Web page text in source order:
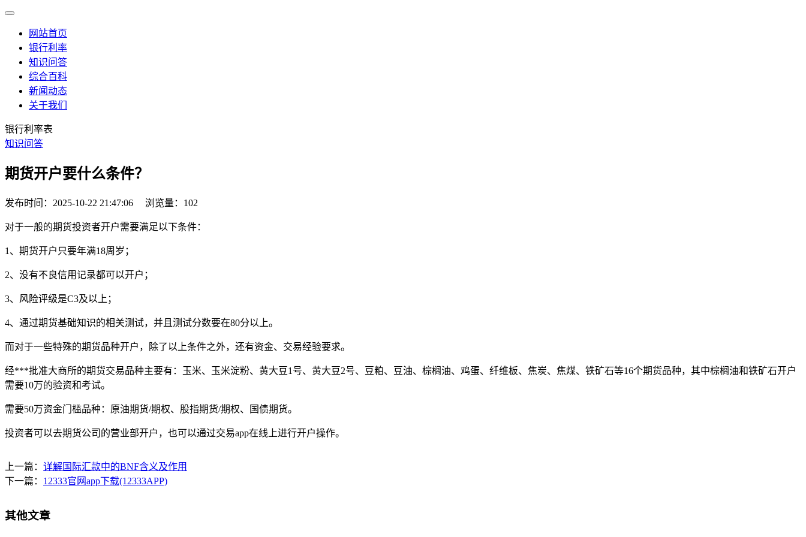
网站首页
银行利率
知识问答
综合百科
新闻动态
关于我们
银行利率表
知识问答
期货开户要什么条件？
发布时间：2025-10-22 21:47:06 浏览量：102
对于一般的期货投资者开户需要满足以下条件：
1、期货开户只要年满18周岁；
2、没有不良信用记录都可以开户；
3、风险评级是C3及以上；
4、通过期货基础知识的相关测试，并且测试分数要在80分以上。
而对于一些特殊的期货品种开户，除了以上条件之外，还有资金、交易经验要求。
经***批准大商所的期货交易品种主要有：玉米、玉米淀粉、黄大豆1号、黄大豆2号、豆粕、豆油、棕榈油、鸡蛋、纤维板、焦炭、焦煤、铁矿石等16个期货品种，其中棕榈油和铁矿石开户
需要10万的验资和考试。
需要50万资金门槛品种：原油期货/期权、股指期货/期权、国债期货。
投资者可以去期货公司的营业部开户，也可以通过交易app在线上进行开户操作。
上一篇： 详解国际汇款中的BNF含义及作用
下一篇： 12333官网app下载(12333APP)
其他文章